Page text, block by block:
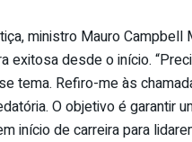
ministro Mauro Campbell
exitosa desde o início.
tema. Refiro-me às
O objetivo é garantir
início de carreira para